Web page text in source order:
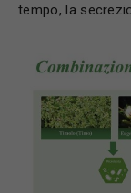
tempo, la